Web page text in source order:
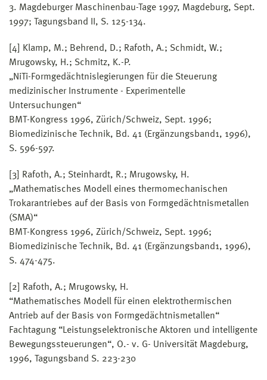
3. Magdeburger Maschinenbau-Tage 1997, Magdeburg, Sept.
1997; Tagungsband II, S. 125-134.
[4] Klamp, M.; Behrend, D.; Rafoth, A.; Schmidt, W.;
Mrugowsky, H.; Schmitz, K.-P.
„NiTi-Formgedächtnislegierungen für die Steuerung
medizinischer Instrumente - Experimentelle
Untersuchungen“
BMT-Kongress 1996, Zürich/Schweiz, Sept. 1996;
Biomedizinische Technik, Bd. 41 (Ergänzungsband1, 1996),
S. 596-597.
[3] Rafoth, A.; Steinhardt, R.; Mrugowsky, H.
„Mathematisches Modell eines thermomechanischen
Trokarantriebes auf der Basis von Formgedächtnismetallen
(SMA)“
BMT-Kongress 1996, Zürich/Schweiz, Sept. 1996;
Biomedizinische Technik, Bd. 41 (Ergänzungsband1, 1996),
S. 474-475.
[2] Rafoth, A.; Mrugowsky, H.
“Mathematisches Modell für einen elektrothermischen
Antrieb auf der Basis von Formgedächtnismetallen“
Fachtagung “Leistungselektronische Aktoren und intelligente
Bewegungssteuerungen“, O.- v. G- Universität Magdeburg,
1996, Tagungsband S. 223-230